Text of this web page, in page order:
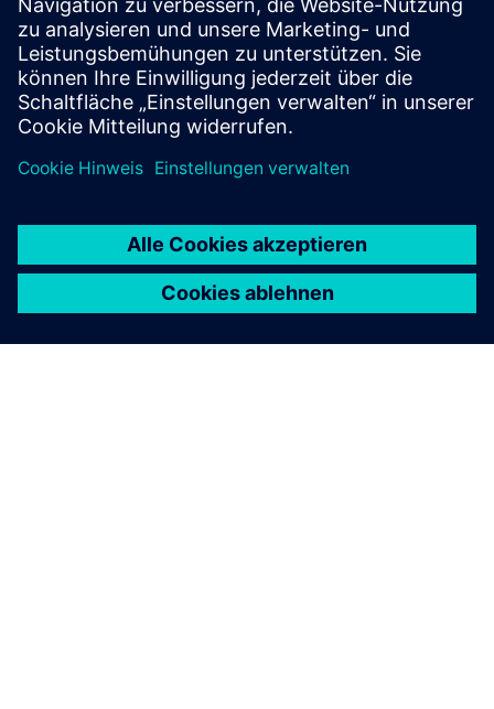
Teile durch cloudbasierte mehrachsige Fertigung
einfacher programmieren.